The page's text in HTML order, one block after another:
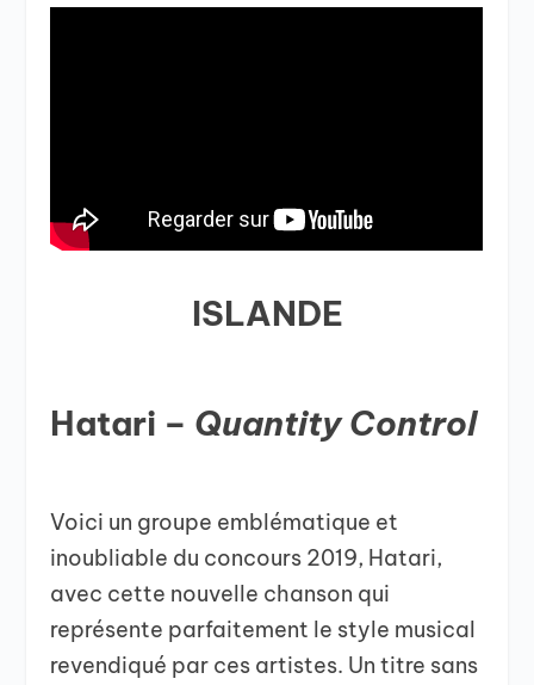
ISLANDE
Hatari – Quantity Control
Voici un groupe emblématique et
inoubliable du concours 2019, Hatari,
avec cette nouvelle chanson qui
représente parfaitement le style musical
revendiqué par ces artistes. Un titre sans